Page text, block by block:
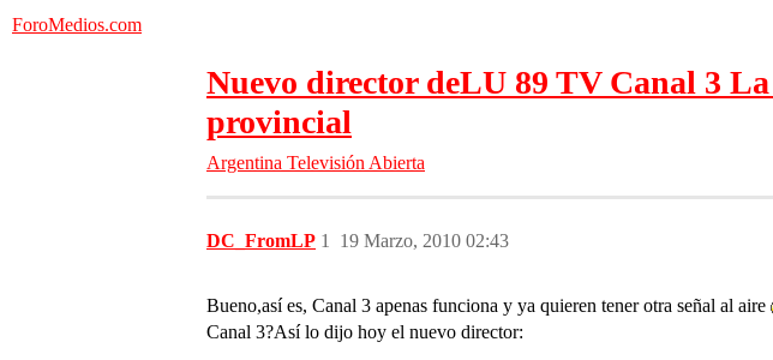
ForoMedios.com
Nuevo director deLU 89 TV Canal 3
provincial
Argentina Televisión Abierta
DC_FromLP 19 Marzo, 2010 02:43
1
Bueno,así es, Canal 3 apenas funciona y ya quieren tener otra señal al aire
Canal 3?Así lo dijo hoy el nuevo director: